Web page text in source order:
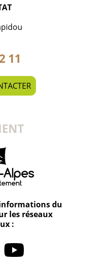
11
du
les réseaux
: